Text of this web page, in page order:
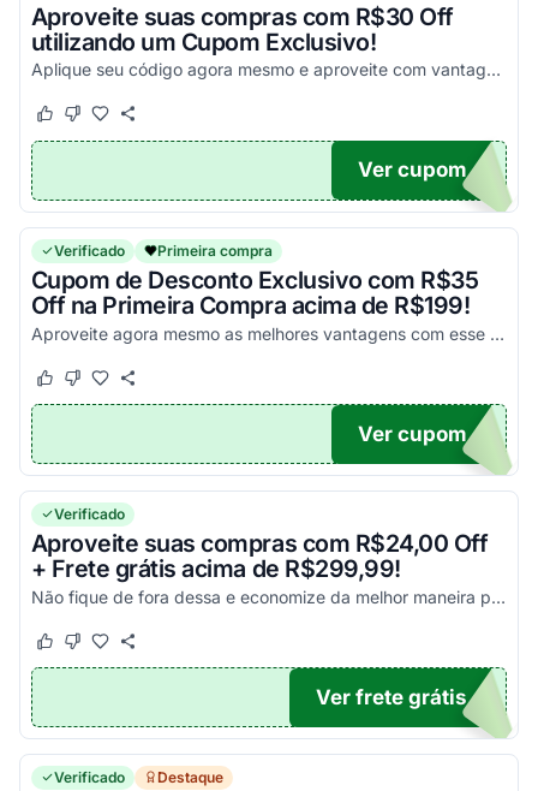
Aproveite suas compras com R$30 Off
utilizando um Cupom Exclusivo!
Aplique seu código agora mesmo e aproveite com vantagens simplesmente incríveis! Válido nas compras acima de R$299 em todo o site, exceto lentes de contato!
Este cupom funcionou
Este cupom não funcionou
OM30
Ver cupom
Verificado Primeira compra
Cupom de Desconto Exclusivo com R$35
Off na Primeira Compra acima de R$199!
Aproveite agora mesmo as melhores vantagens com esse cupom e economize!
Este cupom funcionou
Este cupom não funcionou
OM35
Ver cupom
Verificado
Aproveite suas compras com R$24,00 Off
+ Frete grátis acima de R$299,99!
Não fique de fora dessa e economize da melhor maneira possível!
Este cupom funcionou
Este cupom não funcionou
24
Ver frete grátis
Verificado Destaque